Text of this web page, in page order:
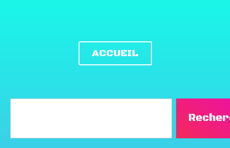
ACCUEIL